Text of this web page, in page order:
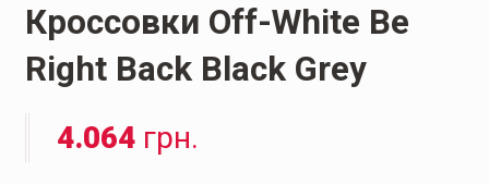
Кроссовки Off-White Be
Right Back Black Grey
4.064 грн.